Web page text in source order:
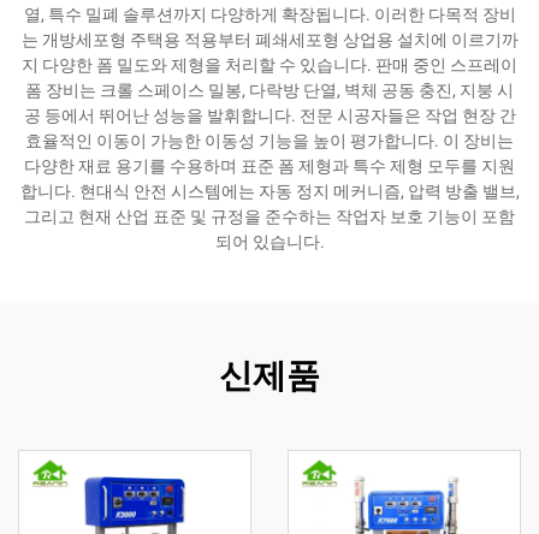
열, 특수 밀폐 솔루션까지 다양하게 확장됩니다. 이러한 다목적 장비
는 개방세포형 주택용 적용부터 폐쇄세포형 상업용 설치에 이르기까
지 다양한 폼 밀도와 제형을 처리할 수 있습니다. 판매 중인 스프레이
폼 장비는 크롤 스페이스 밀봉, 다락방 단열, 벽체 공동 충진, 지붕 시
공 등에서 뛰어난 성능을 발휘합니다. 전문 시공자들은 작업 현장 간
효율적인 이동이 가능한 이동성 기능을 높이 평가합니다. 이 장비는
다양한 재료 용기를 수용하며 표준 폼 제형과 특수 제형 모두를 지원
합니다. 현대식 안전 시스템에는 자동 정지 메커니즘, 압력 방출 밸브,
그리고 현재 산업 표준 및 규정을 준수하는 작업자 보호 기능이 포함
되어 있습니다.
신제품